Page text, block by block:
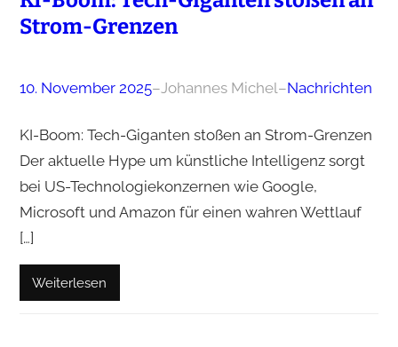
Strom-Grenzen
10. November 2025–Johannes Michel–Nachrichten
KI-Boom: Tech-Giganten stoßen an Strom-Grenzen
Der aktuelle Hype um künstliche Intelligenz sorgt
bei US-Technologiekonzernen wie Google,
Microsoft und Amazon für einen wahren Wettlauf
[…]
Weiterlesen